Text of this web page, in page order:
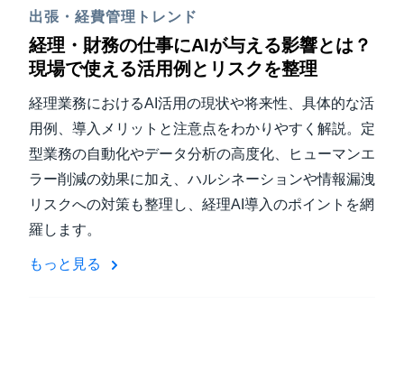
出張・経費管理トレンド
経理・財務の仕事にAIが与える影響とは？
現場で使える活用例とリスクを整理
経理業務におけるAI活用の現状や将来性、具体的な活
用例、導入メリットと注意点をわかりやすく解説。定
型業務の自動化やデータ分析の高度化、ヒューマンエ
ラー削減の効果に加え、ハルシネーションや情報漏洩
リスクへの対策も整理し、経理AI導入のポイントを網
羅します。
もっと見る